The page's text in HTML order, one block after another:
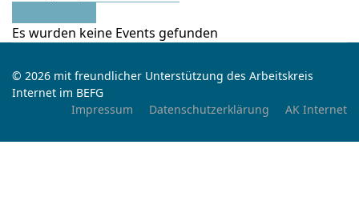
Es wurden keine Events gefunden
© 2026 mit freundlicher Unterstützung des Arbeitskreis
Internet im BEFG
Impressum
Datenschutzerklärung AK Internet